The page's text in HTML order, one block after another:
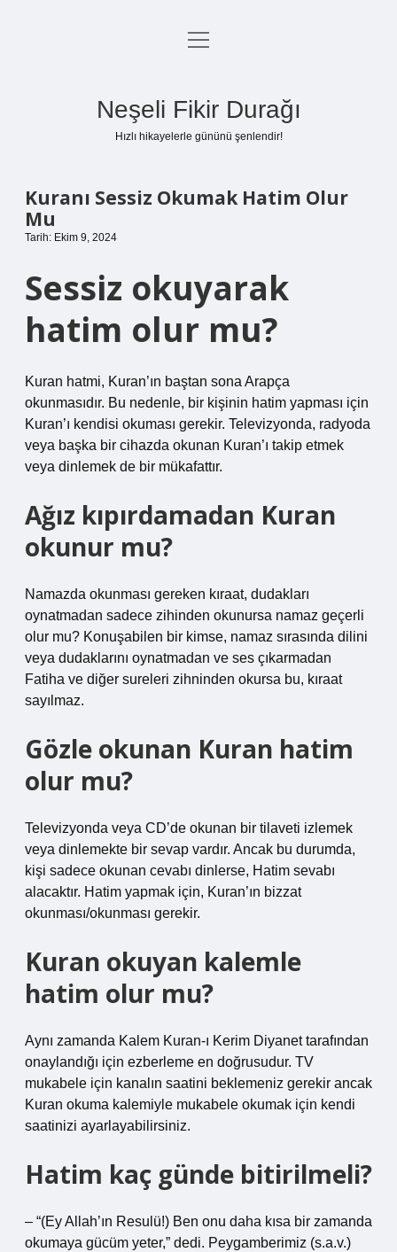
Anasayfa
menüyü
Neşeli Fikir Durağı
Hızlı hikayelerle gününü şenlendir!
Kuranı Sessiz Okumak Hatim Olur
Mu
Tarih: Ekim 9, 2024
Sessiz okuyarak
hatim olur mu?
Kuran hatmi, Kuran’ın baştan sona Arapça
okunmasıdır. Bu nedenle, bir kişinin hatim yapması için
Kuran’ı kendisi okuması gerekir. Televizyonda, radyoda
veya başka bir cihazda okunan Kuran’ı takip etmek
veya dinlemek de bir mükafattır.
Ağız kıpırdamadan Kuran
okunur mu?
Namazda okunması gereken kıraat, dudakları
oynatmadan sadece zihinden okunursa namaz geçerli
olur mu? Konuşabilen bir kimse, namaz sırasında dilini
veya dudaklarını oynatmadan ve ses çıkarmadan
Fatiha ve diğer sureleri zihninden okursa bu, kıraat
sayılmaz.
Gözle okunan Kuran hatim
olur mu?
Televizyonda veya CD’de okunan bir tilaveti izlemek
veya dinlemekte bir sevap vardır. Ancak bu durumda,
kişi sadece okunan cevabı dinlerse, Hatim sevabı
alacaktır. Hatim yapmak için, Kuran’ın bizzat
okunması/okunması gerekir.
Kuran okuyan kalemle
hatim olur mu?
Aynı zamanda Kalem Kuran-ı Kerim Diyanet tarafından
onaylandığı için ezberleme en doğrusudur. TV
mukabele için kanalın saatini beklemeniz gerekir ancak
Kuran okuma kalemiyle mukabele okumak için kendi
saatinizi ayarlayabilirsiniz.
Hatim kaç günde bitirilmeli?
– “(Ey Allah’ın Resulü!) Ben onu daha kısa bir zamanda
okumaya gücüm yeter,” dedi. Peygamberimiz (s.a.v.)